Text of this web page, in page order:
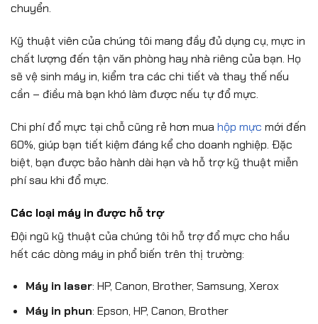
chuyển.
Kỹ thuật viên của chúng tôi mang đầy đủ dụng cụ, mực in
chất lượng đến tận văn phòng hay nhà riêng của bạn. Họ
sẽ vệ sinh máy in, kiểm tra các chi tiết và thay thế nếu
cần – điều mà bạn khó làm được nếu tự đổ mực.
Chi phí đổ mực tại chỗ cũng rẻ hơn mua hộp mực mới đến
60%, giúp bạn tiết kiệm đáng kể cho doanh nghiệp. Đặc
biệt, bạn được bảo hành dài hạn và hỗ trợ kỹ thuật miễn
phí sau khi đổ mực.
Các loại máy in được hỗ trợ
Đội ngũ kỹ thuật của chúng tôi hỗ trợ đổ mực cho hầu
hết các dòng máy in phổ biến trên thị trường:
Máy in laser: HP, Canon, Brother, Samsung, Xerox
Máy in phun: Epson, HP, Canon, Brother